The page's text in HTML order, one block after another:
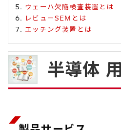
ウェーハ欠陥検査装置とは
レビューSEMとは
エッチング装置とは
半導体